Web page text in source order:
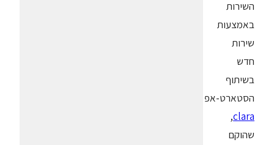
השירות
באמצעות
שירות
חדש
בשיתוף
הסטארט-אפ
clara
,
שהוקם